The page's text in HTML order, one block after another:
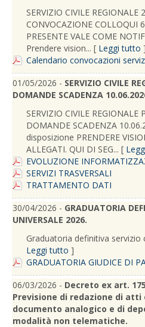
SERVIZIO CIVILE REGIONALE
CONVOCAZIONE COLLOQUI
PRESENTE VALE COME
Prendere vision... [ Leggi tutto ]
Calendario convocazioni
01/05/2026 - SERVIZIO CIVILE
DOMANDE SCADENZA
SERVIZIO CIVILE REGIONALE
DOMANDE SCADENZA
disposizione PRENDERE
ALLEGATI. QUI DI SEG... [
EVOLUZIONE
SERVIZI TRASVERSALI
TRATTAMENTO DATI
30/04/2026 - GRADUATORIA
UNIVERSALE 2026.
Graduatoria definitiva servizio
Leggi tutto ]
GRADUATORIA GIUDICE DI
06/03/2026 - Decreto ex art.
Previsione di redazione di
documento analogico e di
modalità non telematiche.